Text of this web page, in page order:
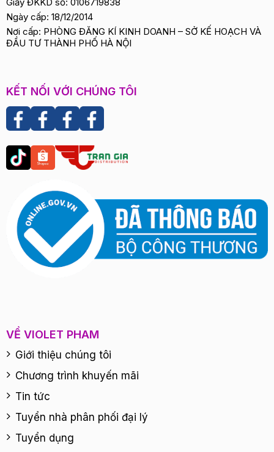
Ngày cấp: 18/12/2014
Nơi cấp: PHÒNG ĐĂNG KÍ KINH DOANH – SỞ KẾ HOẠCH VÀ
ĐẦU TƯ THÀNH PHỐ HÀ NỘI
KẾT NỐI VỚI CHÚNG TÔI
VỀ VIOLET PHAM
Giới thiệu chúng tôi
Chương trình khuyến mãi
Tin tức
Tuyển nhà phân phối đại lý
Tuyển dụng